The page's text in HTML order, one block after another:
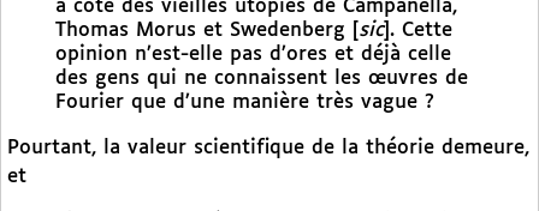
à côté des vieilles utopies de Campanella,
Thomas Morus et Swedenberg [ sic]. Cette
opinion n’est-elle pas d’ores et déjà celle
des gens qui ne connaissent les œuvres de
Fourier que d’une manière très vague ?
Pourtant, la valeur scientifique de la théorie demeure,
et